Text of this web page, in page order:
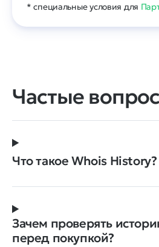
* специальные условия для
Частые
Что такое Whois History?
Зачем проверять
перед покупкой?